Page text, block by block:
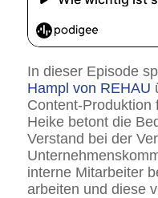
In dieser Episode
Hampl von REHAU
Content-Produktion
Heike betont die
Verstand bei der
interne Mitarbeiter
arbeiten und diese